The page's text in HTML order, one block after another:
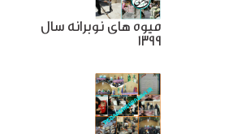
میوه های نوبرانه سال
1399